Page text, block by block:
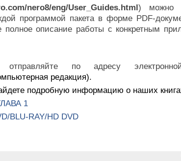
nero8/eng/User_Guides.html) можно
программой пакета в форме PDF-
описание работы с конкретным
по адресу
редакция).
подробную информацию о наших
1
BLU-RAY/HD DVD